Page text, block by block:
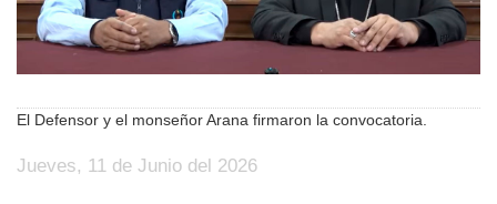
El Defensor y el monseñor Arana firmaron la convocatoria.
Jueves, 11 de Junio del 2026